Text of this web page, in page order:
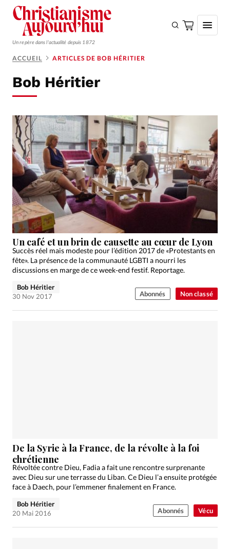
Un repère dans l'actualité depuis 1872
Monde
Opinions
Tous les articles
Faire un don
Emploi
Se connecter
Édition: Internationale
Devise:CHF
RUBRIQUES
Actualité internationale
Chronique
Culture
Dossier
Eglises Foi Génération réveil
Monde
ACCUEIL ARTICLES DE BOB HÉRITIER
Bob Héritier
Non classé
Un café et un brin de causette au cœur de Lyon
Succès réel mais modeste pour l’édition 2017 de «Protestants en
fête». La présence de la communauté LGBTI a nourri les
discussions en marge de ce week-end festif. Reportage.
Bob Héritier
30 Nov 2017
Abonnés
Vécu
De la Syrie à la France, de la révolte à la foi
chrétienne
Révoltée contre Dieu, Fadia a fait une rencontre surprenante
avec Dieu sur une terrasse du Liban. Ce Dieu l’a ensuite protégée
face à Daech, pour l’emmener finalement en France.
Bob Héritier
20 Mai 2016
Abonnés